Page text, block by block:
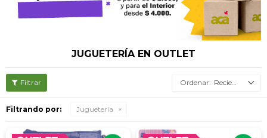
JUGUETERÍA EN OUTLET
Recientes
Filtrando por: Juguetería